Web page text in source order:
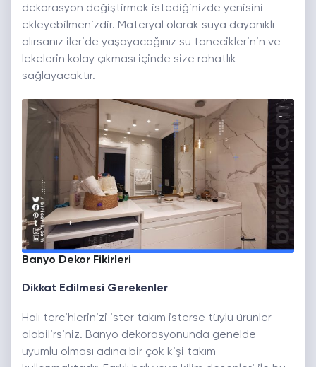
dekorasyon değiştirmek istediğinizde yenisini
ekleyebilmenizdir. Materyal olarak suya dayanıklı
alırsanız ileride yaşayacağınız su taneciklerinin ve
lekelerin kolay çıkması içinde size rahatlık
sağlayacaktır.
Banyo Dekor Fikirleri
Dikkat Edilmesi Gerekenler
Halı tercihlerinizi ister takım isterse tüylü ürünler
alabilirsiniz. Banyo dekorasyonunda genelde
uyumlu olması adına bir çok kişi takım